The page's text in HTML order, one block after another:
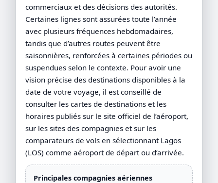
commerciaux et des décisions des autorités.
Certaines lignes sont assurées toute l’année
avec plusieurs fréquences hebdomadaires,
tandis que d’autres routes peuvent être
saisonnières, renforcées à certaines périodes ou
suspendues selon le contexte. Pour avoir une
vision précise des destinations disponibles à la
date de votre voyage, il est conseillé de
consulter les cartes de destinations et les
horaires publiés sur le site officiel de l’aéroport,
sur les sites des compagnies et sur les
comparateurs de vols en sélectionnant Lagos
(LOS) comme aéroport de départ ou d’arrivée.
Principales compagnies aériennes